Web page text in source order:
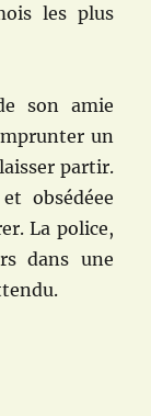
les plus
son amie
un
partir.
obsédéee
La police,
dans une